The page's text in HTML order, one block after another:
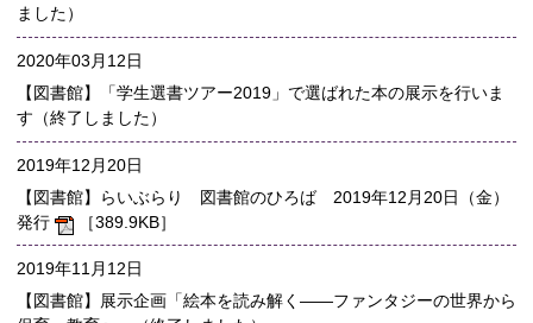
ました）
2020年03月12日
【図書館】「学生選書ツアー2019」で選ばれた本の展示を行いま
す（終了しました）
2019年12月20日
【図書館】らいぶらり 図書館のひろば 2019年12月20日（金）
発行
［389.9KB］
2019年11月12日
【図書館】展示企画「絵本を読み解く――ファンタジーの世界から